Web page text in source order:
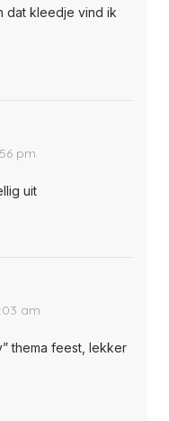
dat kleedje vind ik
pm
uit
am
thema feest, lekker